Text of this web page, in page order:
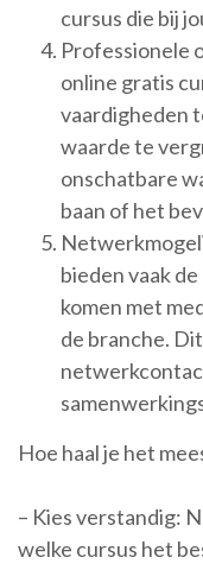
cursus die bij
Professionele
online gratis
vaardigheden
waarde te
onschatbare
baan of het
bieden vaak
komen met
de branche.
Hoe haal je het
– Kies verstandig:
welke cursus het